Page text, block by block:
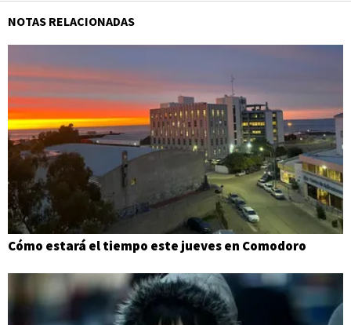
NOTAS RELACIONADAS
Cómo estará el tiempo este jueves en Comodoro